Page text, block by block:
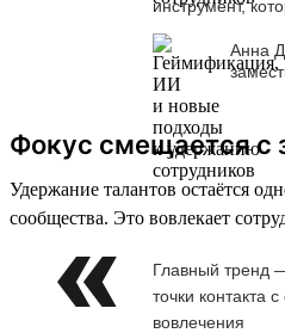
инструмент,
Анна
Фокус смещается с
Удержание талантов остаётся
сообщества. Это вовлекает
Главный тренд
точки контакта
вовлечения